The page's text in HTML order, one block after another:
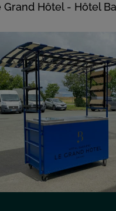
Grand Hôtel - Hôtel